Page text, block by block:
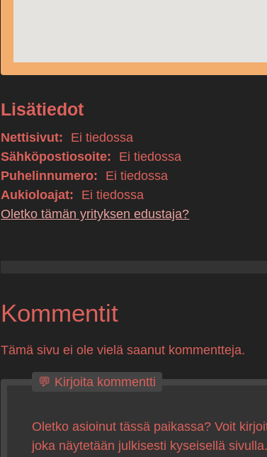
Lisätiedot
Nettisivut:
Ei tiedossa
Sähköpostiosoite:
Ei tiedossa
Puhelinnumero:
Ei tiedossa
Aukioloajat:
Ei tiedossa
Oletko tämän yrityksen edustaja?
Kommentit
Tämä sivu ei ole vielä saanut kommentteja.
💬 Kirjoita kommentti
Oletko asioinut tässä paikassa? Voit
joka näytetään julkisesti kyseisellä